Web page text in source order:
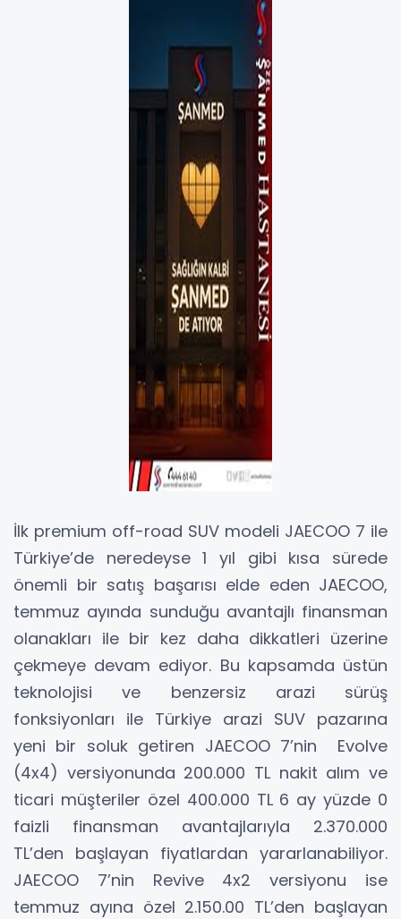
İlk premium off-road SUV modeli JAECOO 7 ile
Türkiye’de neredeyse 1 yıl gibi kısa sürede
önemli bir satış başarısı elde eden JAECOO,
temmuz ayında sunduğu avantajlı finansman
olanakları ile bir kez daha dikkatleri üzerine
çekmeye devam ediyor. Bu kapsamda üstün
teknolojisi ve benzersiz arazi sürüş
fonksiyonları ile Türkiye arazi SUV pazarına
yeni bir soluk getiren JAECOO 7’nin Evolve
(4x4) versiyonunda 200.000 TL nakit alım ve
ticari müşteriler özel 400.000 TL 6 ay yüzde 0
faizli finansman avantajlarıyla 2.370.000
TL’den başlayan fiyatlardan yararlanabiliyor.
JAECOO 7’nin Revive 4x2 versiyonu ise
temmuz ayına özel 2.150.00 TL’den başlayan